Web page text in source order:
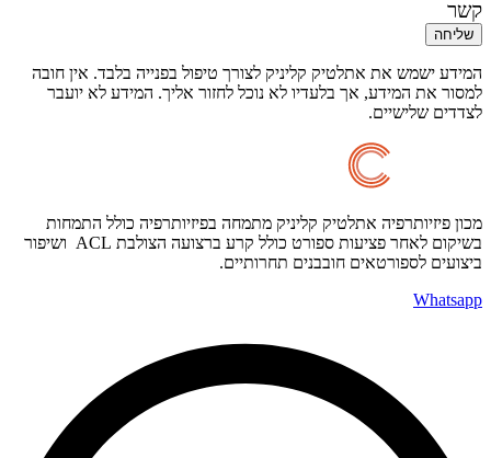
קשר
שליחה
המידע ישמש את אתלטיק קליניק לצורך טיפול בפנייה בלבד. אין חובה
למסור את המידע, אך בלעדיו לא נוכל לחזור אליך. המידע לא יועבר
לצדדים שלישיים.
מכון פיזיותרפיה אתלטיק קליניק מתמחה בפיזיותרפיה כולל התמחות
בשיקום לאחר פציעות ספורט כולל קרע ברצועה הצולבת ACL ושיפור
ביצועים לספורטאים חובבנים תחרותיים.
Whatsapp